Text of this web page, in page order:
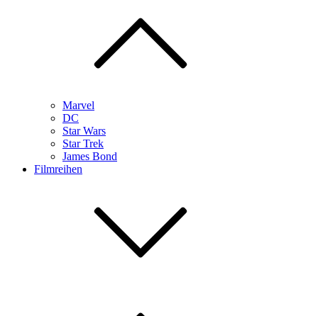
Marvel
DC
Star Wars
Star Trek
James Bond
Filmreihen